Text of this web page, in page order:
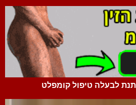
לבעלה טיפול קומפלט